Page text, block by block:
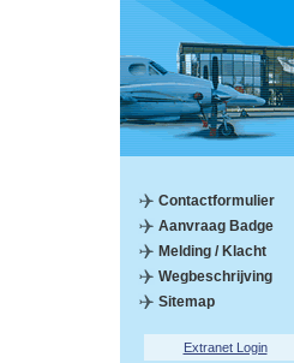
Contactformulier
Aanvraag Badge
Melding / Klacht
Wegbeschrijving
Sitemap
Extranet Login